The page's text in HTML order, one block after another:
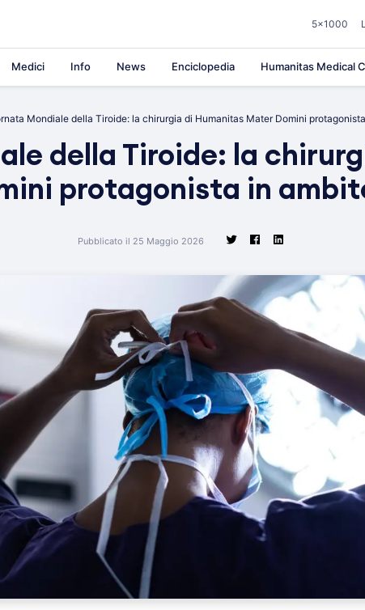
5×1000
Medici Info News Enciclopedia Humanitas Medical
Mondiale della Tiroide: la chirurgia di Humanitas Mater Domini
della Tiroide: la
protagonista in
Pubblicato il 25 Maggio 2026